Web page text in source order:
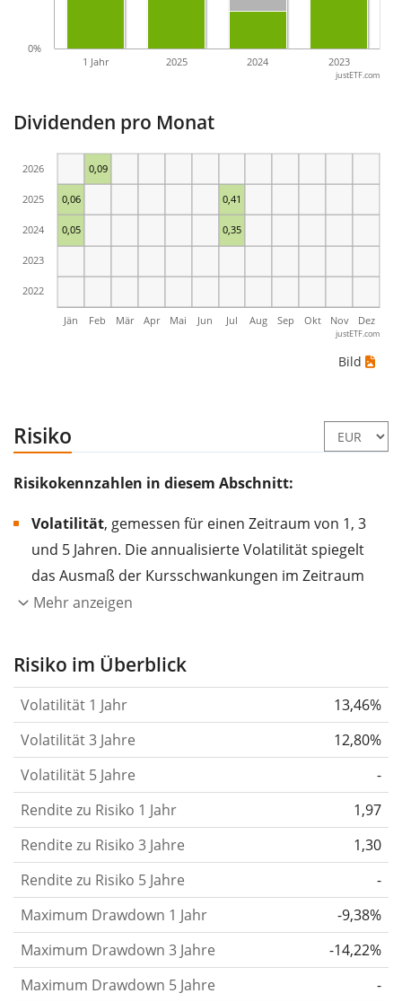
1 Jahr 2025 2024 2023
0%
justETF.com
Dividenden pro Monat
0,05 0,35
0,06 0,41
0,09
Jän Feb Mär Apr Mai Jun Jul Aug Sep Okt Nov Dez
2022
2023
2024
2025
2026
justETF.com
Bild
Risiko
Risikokennzahlen in diesem Abschnitt:
Volatilität, gemessen für einen Zeitraum von 1, 3
und 5 Jahren. Die annualisierte Volatilität spiegelt
das Ausmaß der Kursschwankungen im Zeitraum
eines Jahres wider.
Aktie, des ETF, usw.) in der Vergangenheit
gelten im Allgemeinen als risikoreicher. Wir
berechnen die Volatilität auf Basis der Daten der
letzten 1, 3 und 5 Jahre, damit du sehen kannst, ob
die Kursschwankungen im Laufe der Zeit stärker
oder schwächer wurden. Weitere Informationen
findest du in unserem Artikel:
Risikomaß.
Rendite pro Risikofür Zeiträume von 1, 3 und 5
Jahren. Diese Kennzahl ist definiert als die
annualisierte (d. h. auf einen Einjahreszeitraum
umgerechnete) historische Rendite geteilt durch die
historische annualisierte Volatilität.Rendite pro
Mehr anzeigen
Risiko im Überblick
Volatilität 1 Jahr
13,46%
Volatilität 3 Jahre
12,80%
Volatilität 5 Jahre
-
Rendite zu Risiko 1 Jahr
1,97
Rendite zu Risiko 3 Jahre
1,30
Rendite zu Risiko 5 Jahre
-
Maximum Drawdown 1 Jahr
-9,38%
Maximum Drawdown 3 Jahre
-14,22%
Maximum Drawdown 5 Jahre
-